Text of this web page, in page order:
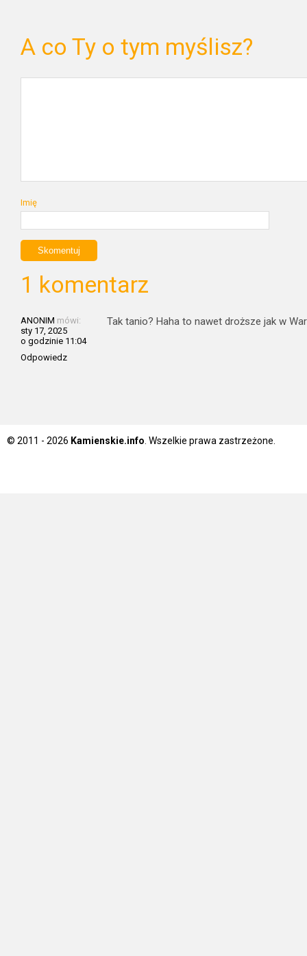
A co Ty o tym myślisz?
Imię
1 komentarz
ANONIM mówi:
sty 17, 2025
o godzinie 11:04
Odpowiedz
Tak tanio? Haha to nawet droższe jak w
© 2011 - 2026 Kamienskie.info . Wszelkie prawa zastrzeżone.